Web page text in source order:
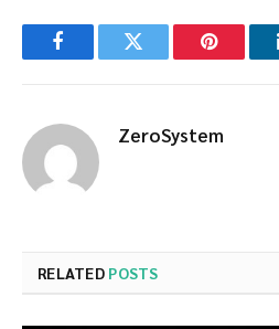
FacebookTwitter Pinterest
ZeroSystem
RELATED POSTS